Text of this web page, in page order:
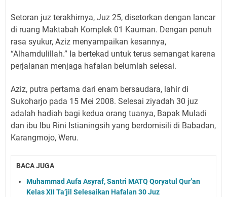
Setoran juz terakhirnya, Juz 25, disetorkan dengan lancar
di ruang Maktabah Komplek 01 Kauman. Dengan penuh
rasa syukur, Aziz menyampaikan kesannya,
“Alhamdulillah.” Ia bertekad untuk terus semangat karena
perjalanan menjaga hafalan belumlah selesai.
Aziz, putra pertama dari enam bersaudara, lahir di
Sukoharjo pada 15 Mei 2008. Selesai ziyadah 30 juz
adalah hadiah bagi kedua orang tuanya, Bapak Muladi
dan ibu Ibu Rini Istianingsih yang berdomisili di Babadan,
Karangmojo, Weru.
BACA JUGA
Muhammad Aufa Asyraf, Santri MATQ Qoryatul Qur’an
Kelas XII Ta’jil Selesaikan Hafalan 30 Juz